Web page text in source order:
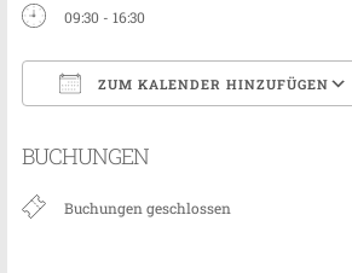
09:30 - 16:30
ZUM KALENDER HINZUFÜGEN
BUCHUNGEN
Buchungen geschlossen